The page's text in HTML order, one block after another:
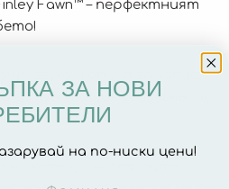
Fawn™ – перфектният
звука и опция за запис,
да чува вашия успокояващ
ЗА НОВИ
на по-ниски цени!